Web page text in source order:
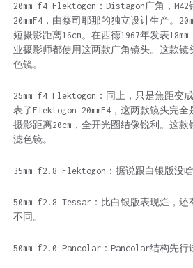
20mm f4 Flektogon：Distagon广角，
20mmF4，由蔡司耶那的独立设计生产。
短摄影距离16cm。在西德1967年发表
业摄影师都使用这两款广角镜头。这款镜
色镜。
25mm f4 Flektogon：同上，只是焦距变
表了Flektogon 20mmF4，这两款镜头完
摄影距离20cm，全开光圈结像锐利。这
滤色镜。
35mm f2.8 Flektogon：据说跟白银版没啥
50mm f2.8 Tessar：比白银版表现烂，
不同。
50mm f2.0 Pancolar：Pancolar结构先行